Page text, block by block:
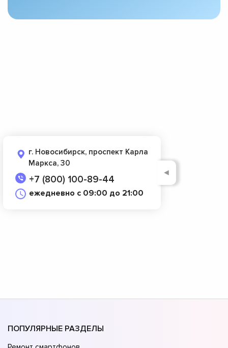
г. Новосибирск, проспект Карла
Маркса, 30
+7 (800) 100-89-44
ежедневно с 09:00 до 21:00
◄
ПОПУЛЯРНЫЕ РАЗДЕЛЫ